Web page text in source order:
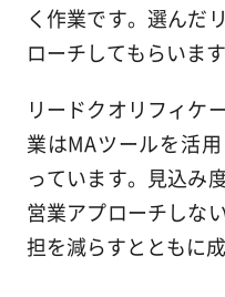
く作業です。選んだ
ローチしてもらいます
リードクオリフィケ
業はMAツールを活
っています。見込み
営業アプローチしな
担を減らすとともに